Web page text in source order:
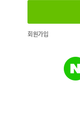
회원가입